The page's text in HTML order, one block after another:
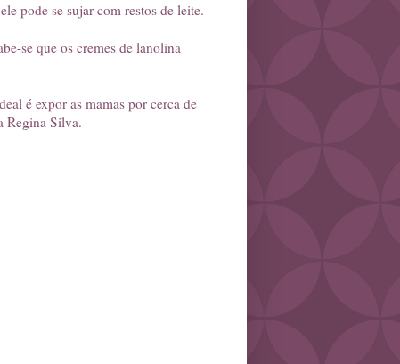
pode se sujar com restos de leite.
se que os cremes de lanolina
é expor as mamas por cerca de
Regina Silva.